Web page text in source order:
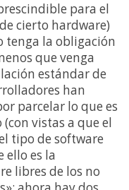
para el
cierto hardware)
tenga la obligación
que venga
estándar de
han
parcelar lo que es
vistas a que el
tipo de software
ello es la
libres de los no